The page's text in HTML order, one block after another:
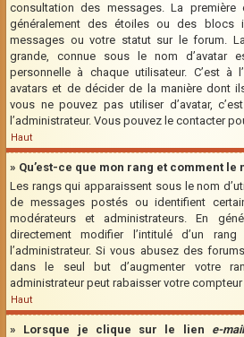
consultation des messages. La
généralement des étoiles ou des blocs
messages ou votre statut sur le forum.
grande, connue sous le nom d’avatar
personnelle à chaque utilisateur. C’est à
avatars et de décider de la manière dont
vous ne pouvez pas utiliser d’avatar,
l’administrateur. Vous pouvez le contacter
Haut
» Qu’est-ce que mon rang et comment le
Les rangs qui apparaissent sous le nom
de messages postés ou identifient
modérateurs et administrateurs. En
directement modifier l’intitulé d’un
l’administrateur. Si vous abusez des
dans le seul but d’augmenter votre
administrateur peut rabaisser votre
Haut
» Lorsque je clique sur le lien e-mail